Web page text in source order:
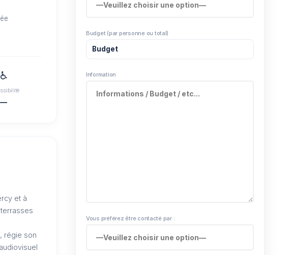
♿
—
et à
régie son
Budget (par personne ou total)
Information
Vous préférez être contacté par :